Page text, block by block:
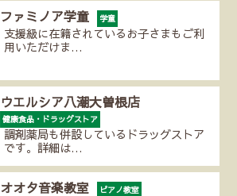
ファミノア学童 学童
支援級に在籍されているお子さまもご利
用いただけま…
ウエルシア八潮大曽根店
健康食品・ドラッグストア
調剤薬局も併設しているドラッグストア
です。詳細は…
オオタ音楽教室 ピアノ教室